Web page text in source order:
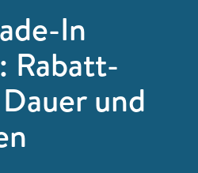
In
Rabatt-
und